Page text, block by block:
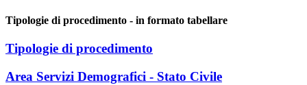
Tipologie di procedimento - in formato tabellare
Tipologie di procedimento
Area Servizi Demografici - Stato Civile